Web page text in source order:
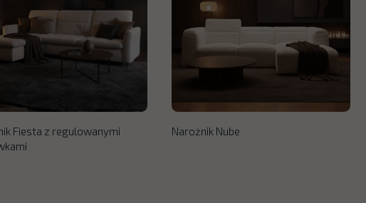
Fiesta z regulowanymi
Narożnik Nube